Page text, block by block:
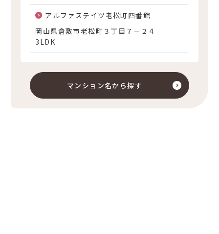
アルファステイツ老松町四番館
岡山県倉敷市老松町３丁目７－２４
3LDK
マンション名から探す